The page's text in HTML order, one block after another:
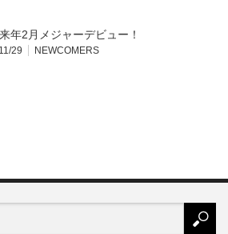
年2月メジャーデビュー！
29 NEWCOMERS